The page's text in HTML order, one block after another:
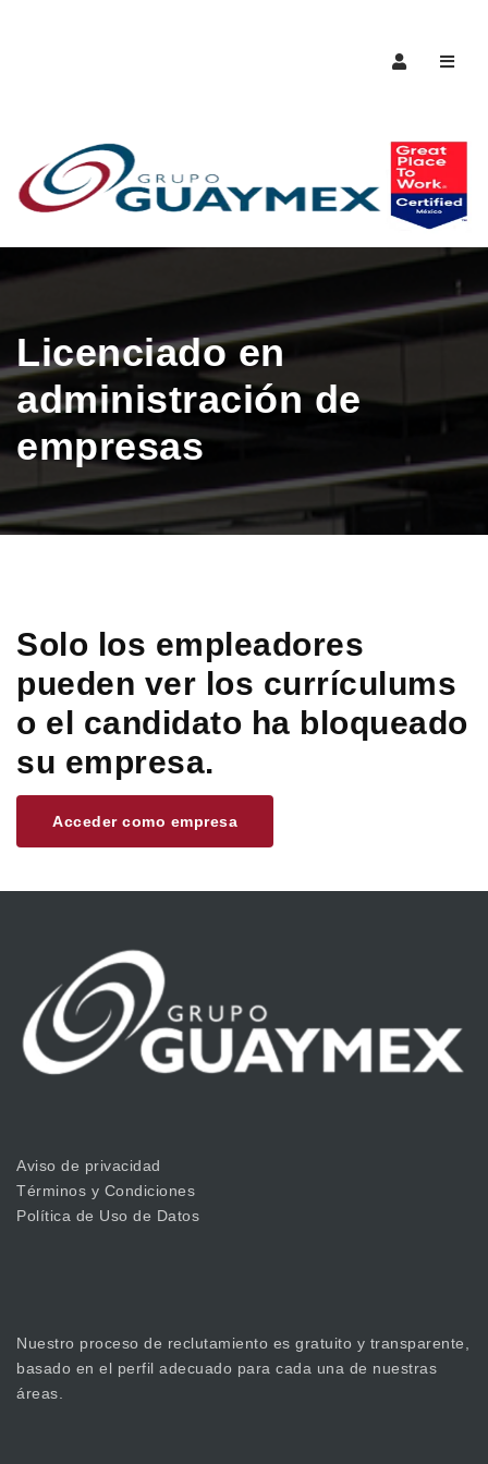
Licenciado en
administración de
empresas
Solo los empleadores
pueden ver los currículums
o el candidato ha bloqueado
su empresa.
Acceder como empresa
Aviso de privacidad
Términos y Condiciones
Política de Uso de Datos
Nuestro proceso de reclutamiento es gratuito y transparente,
basado en el perfil adecuado para cada una de nuestras
áreas.